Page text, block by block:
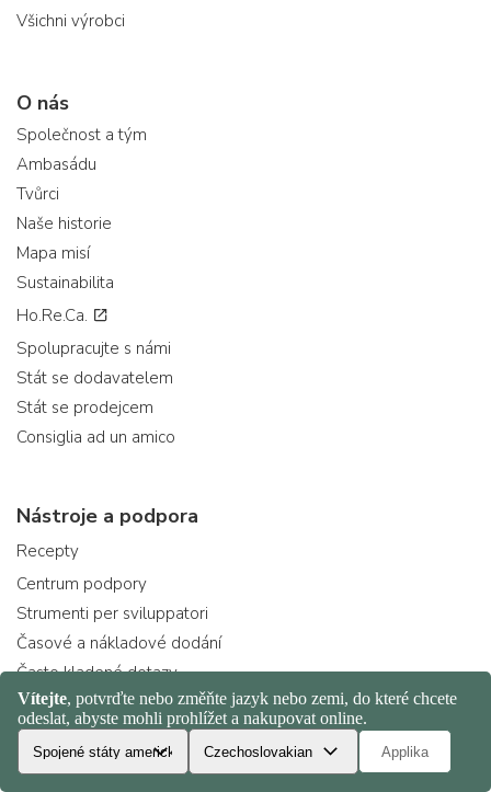
Všichni výrobci
O nás
Společnost a tým
Ambasádu
Tvůrci
Naše historie
Mapa misí
Sustainabilita
Ho.Re.Ca.
Spolupracujte s námi
Stát se dodavatelem
Stát se prodejcem
Consiglia ad un amico
Nástroje a podpora
Recepty
Centrum podpory
Strumenti per sviluppatori
Časové a nákladové dodání
Často kladené dotazy
Kontakty
Darujte Spaghetti & Mandolino
Network